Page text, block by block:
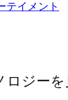
テイメント
ロジーを